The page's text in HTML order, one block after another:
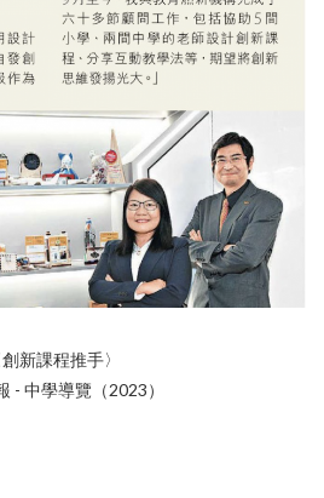
創新課程推手〉
- 中學導覽（2023）